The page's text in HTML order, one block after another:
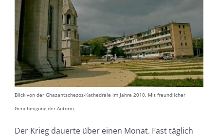
Blick von der Ghazantschezoz-Kathedrale im Jahre 2010. Mit freundlicher
Genehmigung der Autorin.
Der Krieg dauerte über einen Monat. Fast täglich